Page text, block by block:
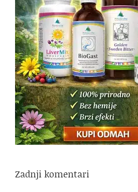
Zadnji komentari